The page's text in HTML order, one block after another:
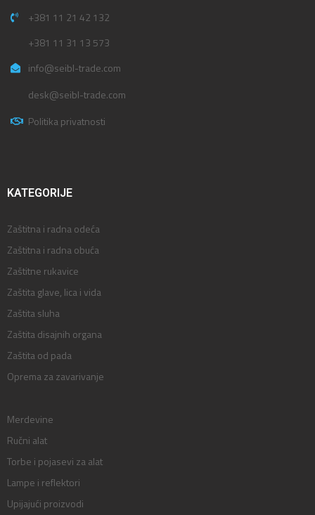
+381 11 21 42 132
+381 11 31 13 573
info@seibl-trade.com
desk@seibl-trade.com
Politika privatnosti
KATEGORIJE
Zaštitna i radna odeća
Zaštitna i radna obuća
Zaštitne rukavice
Zaštita glave, lica i vida
Zaštita sluha
Zaštita disajnih organa
Zaštita od pada
Oprema za zavarivanje
Merdevine
Ručni alat
Torbe i pojasevi za alat
Lampe i reflektori
Upijajući proizvodi